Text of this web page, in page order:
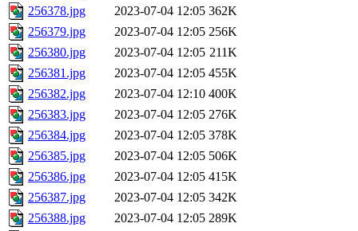
256378.jpg
2023-07-04 12:05 362K
256379.jpg
2023-07-04 12:05 256K
256380.jpg
2023-07-04 12:05 211K
256381.jpg
2023-07-04 12:05 455K
256382.jpg
2023-07-04 12:10 400K
256383.jpg
2023-07-04 12:05 276K
256384.jpg
2023-07-04 12:05 378K
256385.jpg
2023-07-04 12:05 506K
256386.jpg
2023-07-04 12:05 415K
256387.jpg
2023-07-04 12:05 342K
256388.jpg
2023-07-04 12:05 289K